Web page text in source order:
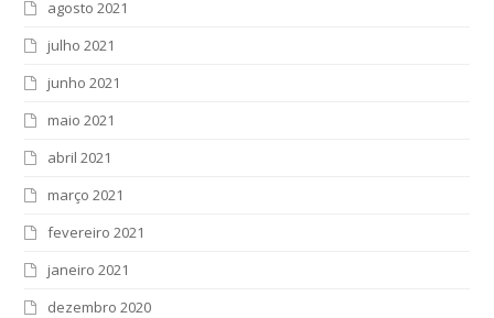
agosto 2021
julho 2021
junho 2021
maio 2021
abril 2021
março 2021
fevereiro 2021
janeiro 2021
dezembro 2020